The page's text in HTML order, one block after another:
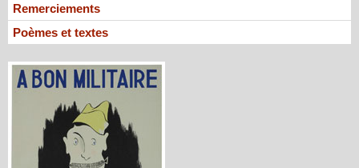
Remerciements
Poèmes et textes